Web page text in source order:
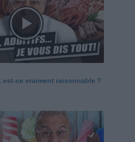
est-ce vraiment raisonnable ?